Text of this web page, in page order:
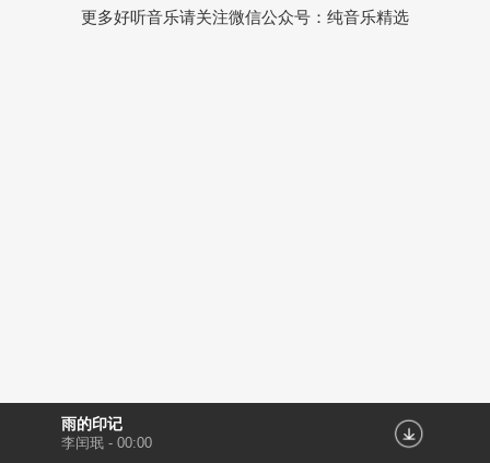
更多好听音乐请关注微信公众号：纯音乐精选
雨的印记
李闰珉 - 00:00